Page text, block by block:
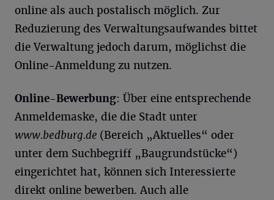
online als auch postalisch möglich. Zur
Reduzierung des Verwaltungsaufwandes bittet
die Verwaltung jedoch darum, möglichst die
Online-Anmeldung zu nutzen.
Online-Bewerbung: Über eine entsprechende
Anmeldemaske, die die Stadt unter
www.bedburg.de (Bereich „Aktuelles“ oder
unter dem Suchbegriff „Baugrundstücke“)
eingerichtet hat, können sich Interessierte
direkt online bewerben. Auch alle